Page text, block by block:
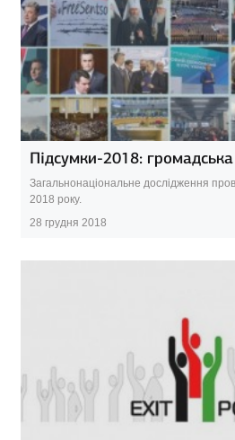
Підсумки-2018:
Загальнонаціональне дослідження
2018 року.
28 грудня 2018